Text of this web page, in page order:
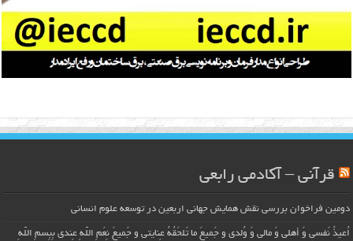
قرآنی – آکادمی رابعی
دومین فراخوان بررسی نقش همایش جهانی اربعین در توسعه علوم انسانی
اُعیذُ نَفسی وَ أهلی وَ مالی وَ وُلدی و جَمیعَ ما تَلحَقُهُ عِنایتی و جَمیعَ نِعَمِ اللّهِ عِندی بِبِسمِ اللّهِ